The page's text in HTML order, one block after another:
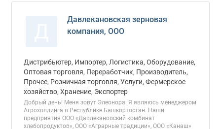
Давлекановская зерновая
компания, ООО
Дистрибьютер, Импортер, Логистика, Оборудование,
Оптовая торговля, Переработчик, Производитель,
Прочее, Розничная торговля, Услуги, Фермерское
хозяйство, Хранение, Экспортер
Добрый день! Меня зовут Элеонора. Я являюсь менеджером
Агрохолдинга в Республике Башкортостан. Наши
предприятия ООО «Давлекановский комбинат
хлебопродуктов», ООО «Аграрные традиции», ООО «Канаш»